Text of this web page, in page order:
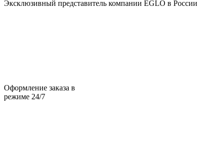
Эксклюзивный представитель компании EGLO в России
Оформление заказа в
режиме 24/7